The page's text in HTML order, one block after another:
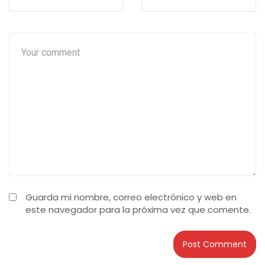
Guarda mi nombre, correo electrónico y web en
este navegador para la próxima vez que comente.